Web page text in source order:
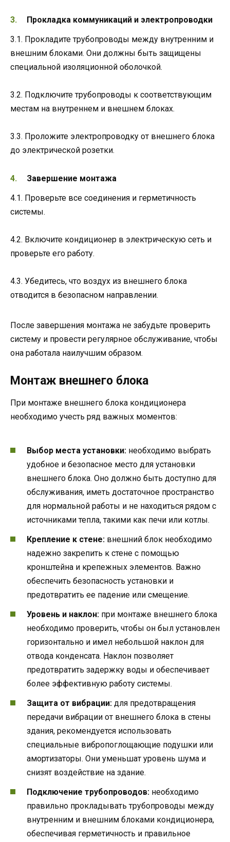
Прокладка коммуникаций и электропроводки
3.1. Прокладите трубопроводы между внутренним и
внешним блоками. Они должны быть защищены
специальной изоляционной оболочкой.
3.2. Подключите трубопроводы к соответствующим
местам на внутреннем и внешнем блоках.
3.3. Проложите электропроводку от внешнего блока
до электрической розетки.
Завершение монтажа
4.1. Проверьте все соединения и герметичность
системы.
4.2. Включите кондиционер в электрическую сеть и
проверьте его работу.
4.3. Убедитесь, что воздух из внешнего блока
отводится в безопасном направлении.
После завершения монтажа не забудьте проверить
систему и провести регулярное обслуживание, чтобы
она работала наилучшим образом.
Монтаж внешнего блока
При монтаже внешнего блока кондиционера
необходимо учесть ряд важных моментов:
Выбор места установки: необходимо выбрать
удобное и безопасное место для установки
внешнего блока. Оно должно быть доступно для
обслуживания, иметь достаточное пространство
для нормальной работы и не находиться рядом с
источниками тепла, такими как печи или котлы.
Крепление к стене: внешний блок необходимо
надежно закрепить к стене с помощью
кронштейна и крепежных элементов. Важно
обеспечить безопасность установки и
предотвратить ее падение или смещение.
Уровень и наклон: при монтаже внешнего блока
необходимо проверить, чтобы он был установлен
горизонтально и имел небольшой наклон для
отвода конденсата. Наклон позволяет
предотвратить задержку воды и обеспечивает
более эффективную работу системы.
Защита от вибрации: для предотвращения
передачи вибрации от внешнего блока в стены
здания, рекомендуется использовать
специальные вибропоглощающие подушки или
амортизаторы. Они уменьшат уровень шума и
снизят воздействие на здание.
Подключение трубопроводов: необходимо
правильно прокладывать трубопроводы между
внутренним и внешним блоками кондиционера,
обеспечивая герметичность и правильное